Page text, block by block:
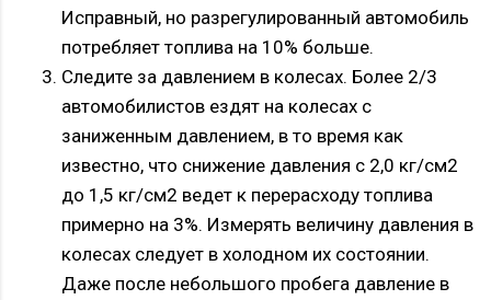
Исправный, но разрегулированный автомобиль
потребляет топлива на 10% больше.
Следите за давлением в колесах. Более 2/3
автомобилистов ездят на колесах с
заниженным давлением, в то время как
известно, что снижение давления с 2,0 кг/см2
до 1,5 кг/см2 ведет к перерасходу топлива
примерно на 3%. Измерять величину давления в
колесах следует в холодном их состоянии.
Даже после небольшого пробега давление в